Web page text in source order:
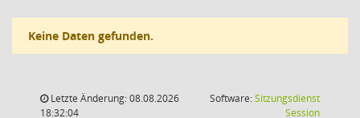
Keine Daten gefunden.
Letzte Änderung: 08.08.2026
18:32:04
Software:Sitzungsdienst
Session(Wird in